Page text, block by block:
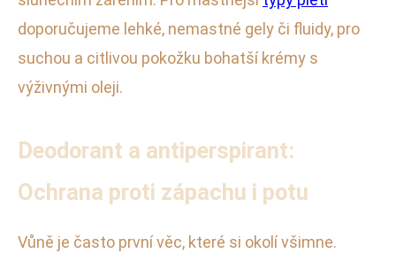
doporučujeme lehké, nemastné gely či fluidy, pro
suchou a citlivou pokožku bohatší krémy s
výživnými oleji.
Deodorant a antiperspirant:
Ochrana proti zápachu i potu
Vůně je často první věc, které si okolí všimne.